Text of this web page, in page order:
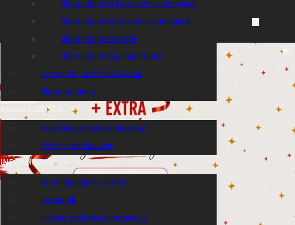
Előrendelhető édes aprósütemények
Előrendelhető sós aprósütemények
Előrendelhető torták
Előrendelhető pohárkrémek
Lapozható, letölthető étlap
Elviteles menü
RENDEZVÉNYEK
Külső helyszínes rendezvény
Éttermi rendezvény
INFORMÁCIÓK
Asztalfoglalás és elvitel
Termeink
Házhoz szállítási információk